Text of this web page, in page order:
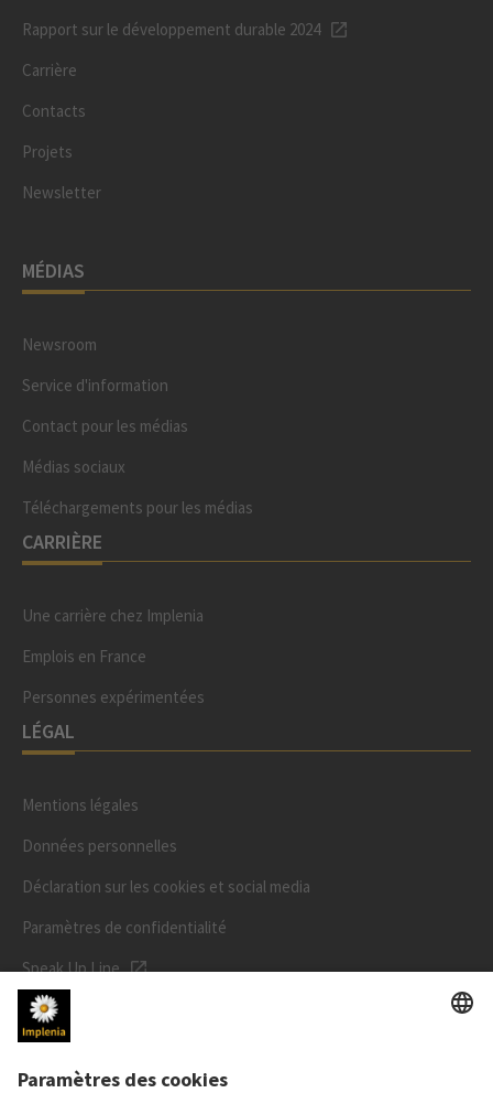
Rapport sur le développement durable 2024
Carrière
Contacts
Projets
Newsletter
MÉDIAS
Newsroom
Service d'information
Contact pour les médias
Médias sociaux
Téléchargements pour les médias
CARRIÈRE
Une carrière chez Implenia
Emplois en France
Personnes expérimentées
LÉGAL
Mentions légales
Données personnelles
Déclaration sur les cookies et social media
Paramètres de confidentialité
Speak Up Line
PRIX DE L'ACTION
SWX: Implenia AG
ISIN: CH0023868554